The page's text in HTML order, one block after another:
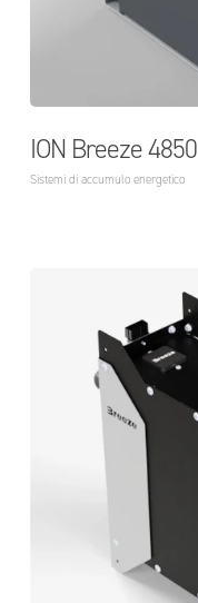
ION Breeze 4850
Sistemi di accumulo energetico